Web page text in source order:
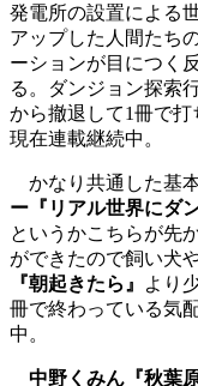
発電所の設置による
アップした人間たち
ーションが目につく
る。ダンジョン探索
から撤退して1冊で打
現在連載継続中。
かなり共通した基
ー『リアル世界にダ
というかこちらが先
ができたので飼い犬
『朝起きたら』
より
冊で終わっている気
中。
中野くみん『秋葉